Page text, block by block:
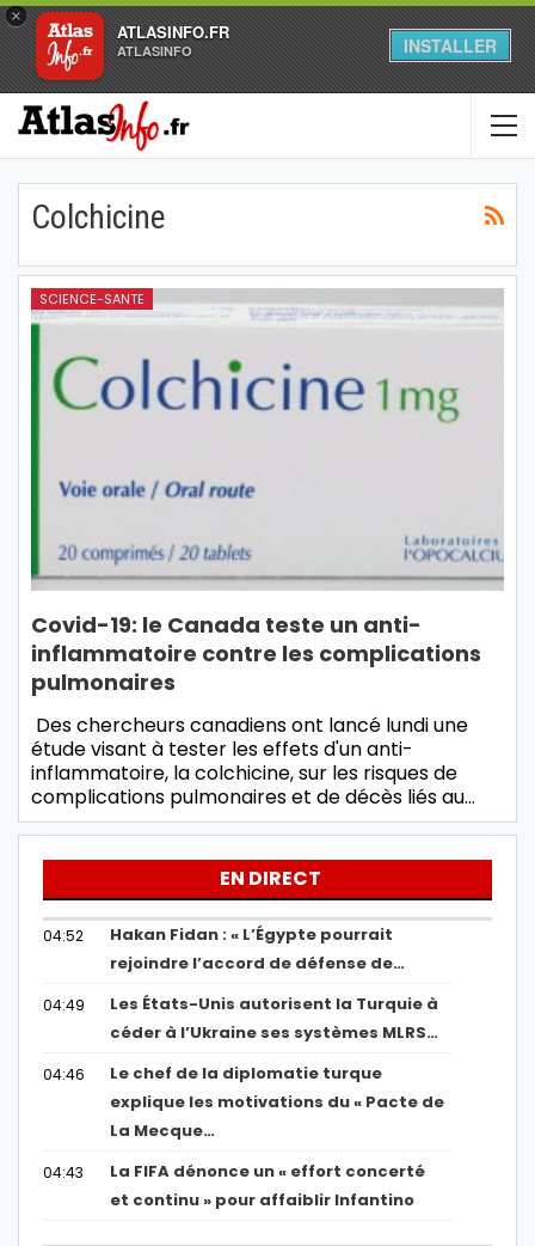
×
ATLASINFO.FR
ATLASINFO INSTALLER
Colchicine
SCIENCE-SANTE
Covid-19: le Canada teste un anti-
inflammatoire contre les complications
pulmonaires
Des chercheurs canadiens ont lancé lundi une
étude visant à tester les effets d'un anti-
inflammatoire, la colchicine, sur les risques de
complications pulmonaires et de décès liés au…
EN DIRECT
04:52
Hakan Fidan : « L’Égypte pourrait
rejoindre l’accord de défense de…
04:49
Les États-Unis autorisent la Turquie à
céder à l’Ukraine ses systèmes MLRS…
04:46
Le chef de la diplomatie turque
explique les motivations du « Pacte de
La Mecque…
04:43
La FIFA dénonce un « effort concerté
et continu » pour affaiblir Infantino